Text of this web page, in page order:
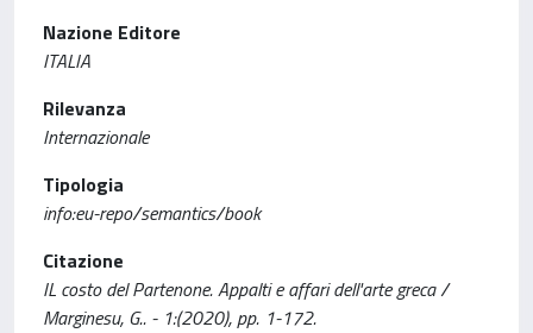
Nazione Editore
ITALIA
Rilevanza
Internazionale
Tipologia
info:eu-repo/semantics/book
Citazione
IL costo del Partenone. Appalti e affari dell'arte greca /
Marginesu, G.. - 1:(2020), pp. 1-172.